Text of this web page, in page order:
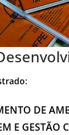
DE
E GESTÃO